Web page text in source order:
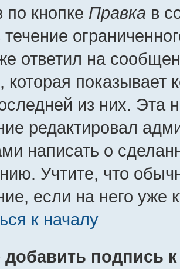
по кнопке Правка в
течение
ответил на
которая показывает
из них. Эта
редактировал
написать о
Учтите, что
если на него уже
к началу
добавить подпись